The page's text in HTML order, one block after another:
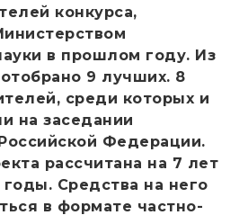
конкурса,
в прошлом году. Из
9 лучших. 8
среди которых и
на заседании
Федерации.
рассчитана на 7 лет
годы. Средства на него
в формате частно-